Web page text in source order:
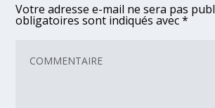
Votre adresse e-mail ne sera pas
obligatoires sont indiqués avec*